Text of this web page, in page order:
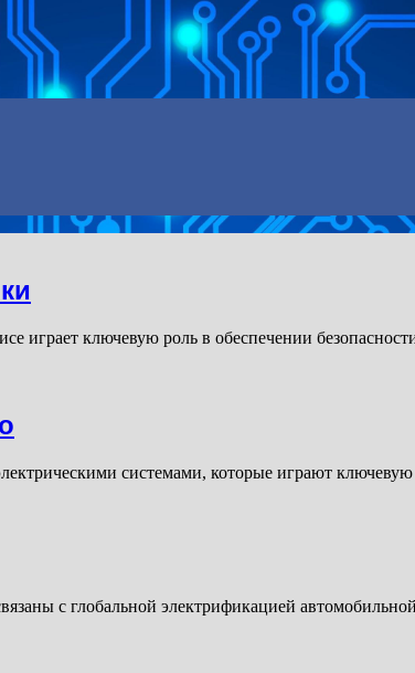
играет ключевую роль в обеспечении
системами, которые играют ключевую
с глобальной электрификацией